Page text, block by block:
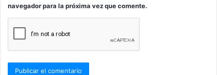
navegador para la próxima vez que comente.